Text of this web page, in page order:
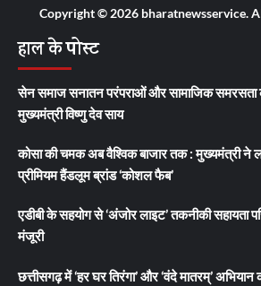
Copyright © 2026 bharatnewsservice.
हाल के पोस्ट
सेन समाज सनातन परंपराओं और सामाजिक समरसता
मुख्यमंत्री विष्णु देव साय
कोसा की चमक अब वैश्विक बाजार तक : मुख्यमंत्री ने
प्रीमियम हैंडलूम ब्रांड ‘कोशल फैब’
एडीबी के सहयोग से ‘अंजोर लाइट’ तकनीकी सहायता
मंजूरी
छत्तीसगढ़ में ‘हर घर तिरंगा’ और ‘वंदे मातरम्’ अभियान